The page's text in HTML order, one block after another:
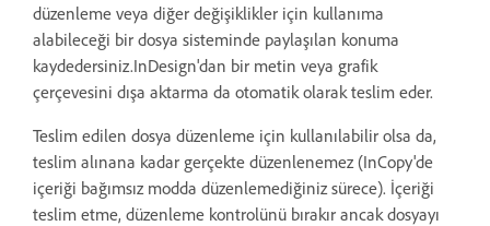
düzenleme veya diğer değişiklikler için kullanıma
alabileceği bir dosya sisteminde paylaşılan konuma
kaydedersiniz.InDesign'dan bir metin veya grafik
çerçevesini dışa aktarma da otomatik olarak teslim eder.
Teslim edilen dosya düzenleme için kullanılabilir olsa da,
teslim alınana kadar gerçekte düzenlenemez (InCopy'de
içeriği bağımsız modda düzenlemediğiniz sürece). İçeriği
teslim etme, düzenleme kontrolünü bırakır ancak dosyayı